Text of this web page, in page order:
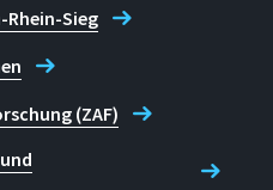
Rhein-Sieg
(ZAF)